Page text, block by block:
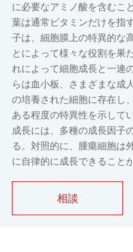
に必要なアミノ酸を含むこ
葉は通常ビタミンだけを指
子は、細胞膜上の特異的な
とによって様々な役割を果
れによって細胞成長と一連
らは血小板、さまざまな成
の培養された細胞に存在し
ある程度の特異性を示して
成長には、多種の成長因子
る。対照的に、腫瘍細胞は
に自律的に成長できること
相談